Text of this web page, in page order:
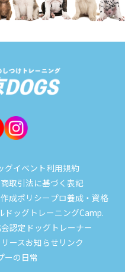
グイベント利用規約
取引法に基づく表記
成ポリシー プロ養成・資格
ドッグトレーニングCamp.
認定ドッグトレーナー
ースお知らせ リンク
ーの日常